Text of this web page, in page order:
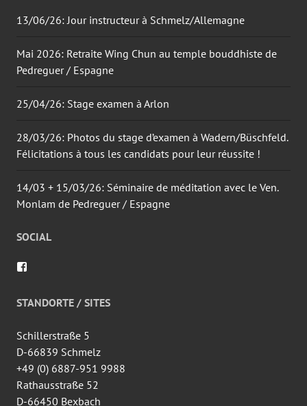
13/06/26: Jour instructeur à Schmelz/Allemagne
Mai 2026: Retraite Wing Chun au temple bouddhiste de
Pedreguer / Espagne
25/04/26: Stage examen à Arlon
28/03/26: Photos du stage d’examen à Wadern/Büschfeld.
Félicitations à tous les candidats pour leur réussite !
14/03 + 15/03/26: Séminaire de méditation avec le Ven.
Monlam de Pedreguer / Espagne
SOCIAL
de
wingtsun.arlon
Facebook
STANDORTE / SITES
Schillerstraße 5
D-66839 Schmelz
+49 (0) 6887-951 9988
Rathausstraße 52
D-66450 Bexbach